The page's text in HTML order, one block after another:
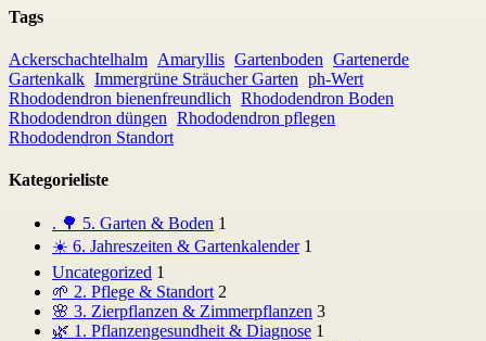
Tags
Ackerschachtelhalm Amaryllis Gartenboden Gartenerde
Gartenkalk Immergrüne Sträucher Garten ph-Wert
Rhododendron bienenfreundlich Rhododendron Boden
Rhododendron düngen Rhododendron pflegen
Rhododendron Standort
Kategorieliste
. 🌳 5. Garten & Boden 1
☀️ 6. Jahreszeiten & Gartenkalender 1
Uncategorized 1
🌱 2. Pflege & Standort 2
🌸 3. Zierpflanzen & Zimmerpflanzen 3
🌿 1. Pflanzengesundheit & Diagnose 1